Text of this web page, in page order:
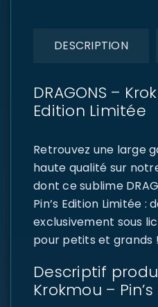
DESCRIPTION
DRAGONS –
Edition Limitée
Retrouvez une large
haute qualité sur
dont ce sublime
Pin’s Edition Limitée :
exclusivement sous
pour petits et grands !
Descriptif
Krokmou –